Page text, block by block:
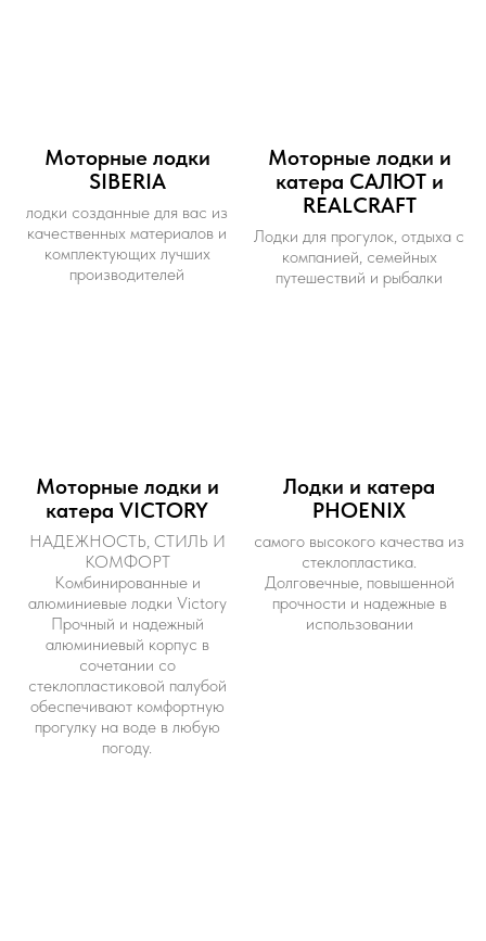
Моторные лодки
SIBERIA
лодки созданные для вас из
качественных материалов и
комплектующих лучших
производителей
Моторные лодки и
катера САЛЮТ и
REALCRAFT
Лодки для прогулок, отдыха с
компанией, семейных
путешествий и рыбалки
Моторные лодки и
катера VICTORY
НАДЕЖНОСТЬ, СТИЛЬ И
КОМФОРТ
Комбинированные и
алюминиевые лодки Victory
Прочный и надежный
алюминиевый корпус в
сочетании со
стеклопластиковой палубой
обеспечивают комфортную
прогулку на воде в любую
погоду.
Лодки и катера
PHOENIX
самого высокого качества из
стеклопластика.
Долговечные, повышенной
прочности и надежные в
использовании